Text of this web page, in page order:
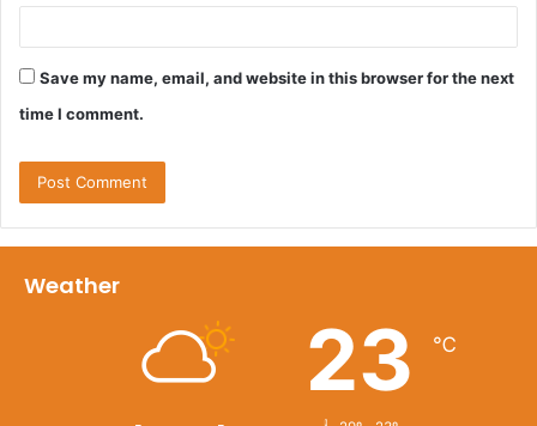
Save my name, email, and website in this browser for the next
time I comment.
Weather
23 ℃